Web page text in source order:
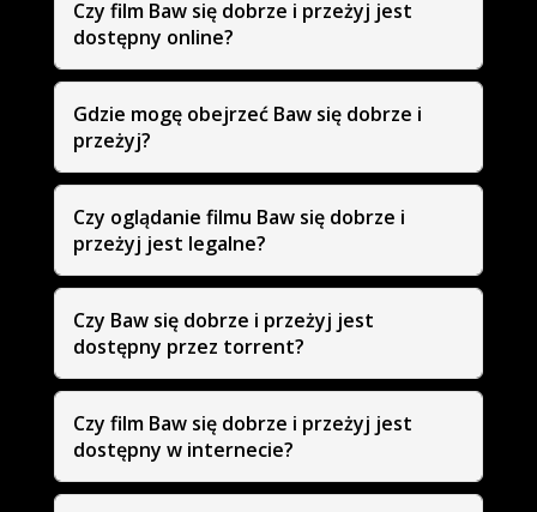
Czy film Baw się dobrze i przeżyj jest
dostępny online?
Gdzie mogę obejrzeć Baw się dobrze i
przeżyj?
Czy oglądanie filmu Baw się dobrze i
przeżyj jest legalne?
Czy Baw się dobrze i przeżyj jest
dostępny przez torrent?
Czy film Baw się dobrze i przeżyj jest
dostępny w internecie?